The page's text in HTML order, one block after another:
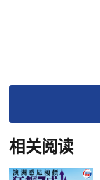
相关阅读